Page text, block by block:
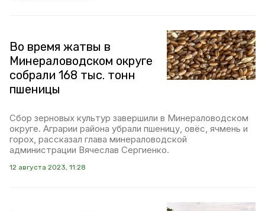
Во время жатвы в
Минераловодском округе
собрали 168 тыс. тонн
пшеницы
Сбор зерновых культур завершили в Минераловодском
округе. Аграрии района убрали пшеницу, овёс, ячмень и
горох, рассказал глава минераловодской
администрации Вячеслав Сергиенко.
12 августа 2023, 11:28